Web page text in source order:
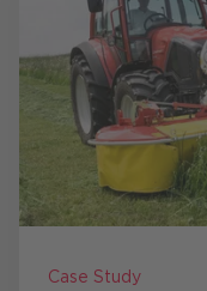
Case Study